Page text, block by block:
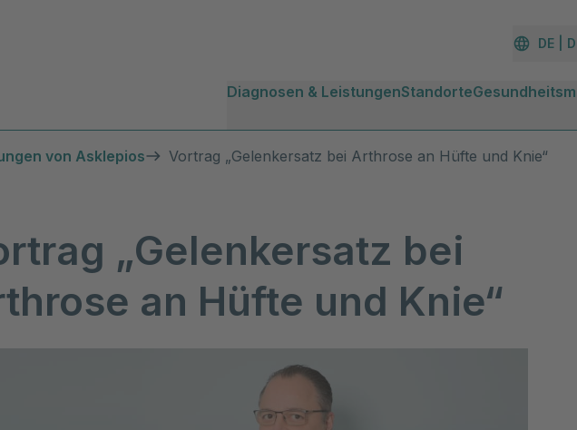
DE |
Diagnosen & LeistungenStandorte
von Asklepios Vortrag „Gelenkersatz bei Arthrose an Hüfte und Knie“
„Gelenkersatz bei
an Hüfte und Knie“